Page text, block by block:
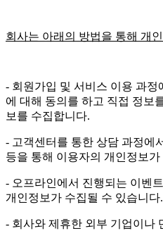
회사는 아래의 방법을 통해 개
- 회원가입 및 서비스 이용 과정
에 대해 동의를 하고 직접 정보
보를 수집합니다.
- 고객센터를 통한 상담 과정에
등을 통해 이용자의 개인정보
- 오프라인에서 진행되는 이벤
개인정보가 수집될 수 있습니다.
- 회사와 제휴한 외부 기업이나